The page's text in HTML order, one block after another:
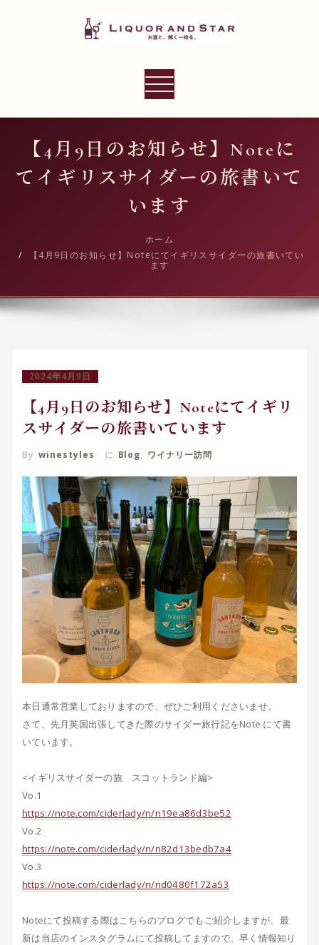
プ
LIQUOR AND STAR
ナ
ー
ョ
ン
り
替
【4月9日のお知らせ】Noteに
てイギリスサイダーの旅書いて
います
ホーム
【4月9日のお知らせ】Noteにてイギリスサイダーの旅書いてい
ます
2024年4月9日
【4月9日のお知らせ】Noteにてイギリ
スサイダーの旅書いています
By winestyles に Blog, ワイナリー訪問
本日通常営業しておりますので、ぜひご利用くださいませ。
さて、先月英国出張してきた際のサイダー旅行記をNote にて書
いています。
<イギリスサイダーの旅 スコットランド編>
Vo.1
https://note.com/ciderlady/n/n19ea86d3be52
Vo.2
https://note.com/ciderlady/n/n82d13bedb7a4
Vo.3
https://note.com/ciderlady/n/nd0480f172a53
Noteにて投稿する際はこちらのブログでもご紹介しますが、最
新は当店のインスタグラムにて投稿してますので、早く情報知り